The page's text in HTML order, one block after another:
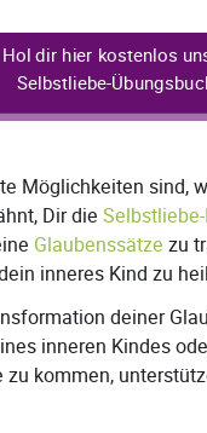
Hol dir hier kostenlos
Selbstliebe-
Möglichkeiten sind,
Dir die
Glaubenssätze zu
inneres Kind zu
deiner
inneren Kindes
zu kommen,